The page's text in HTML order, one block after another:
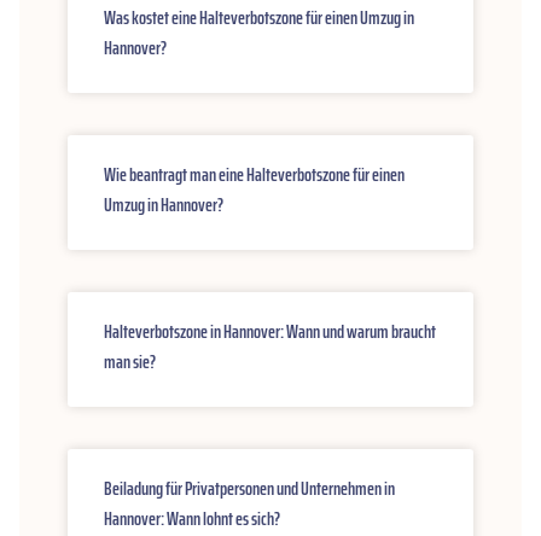
Was kostet eine Halteverbotszone für einen Umzug in
Hannover?
Wie beantragt man eine Halteverbotszone für einen
Umzug in Hannover?
Halteverbotszone in Hannover: Wann und warum braucht
man sie?
Beiladung für Privatpersonen und Unternehmen in
Hannover: Wann lohnt es sich?